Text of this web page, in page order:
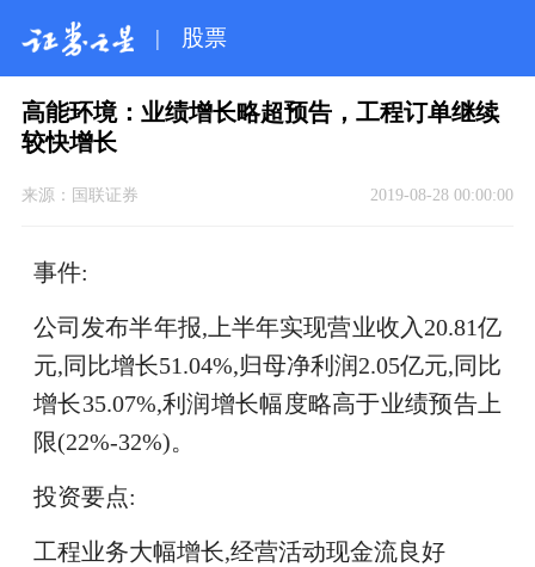
| 股票
高能环境：业绩增长略超预告，工程订单继续
较快增长
来源： 国联证券 2019-08-28 00:00:00
事件:
公司发布半年报,上半年实现营业收入20.81亿
元,同比增长51.04%,归母净利润2.05亿元,同比
增长35.07%,利润增长幅度略高于业绩预告上
限(22%-32%)。
投资要点:
工程业务大幅增长,经营活动现金流良好